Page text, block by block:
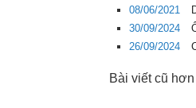
08/06/2021
30/09/2024
26/09/2024
Bài viết cũ hơn